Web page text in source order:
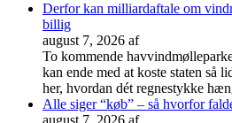
Derfor kan milliardaftale om
billig
august 7, 2026 af
To kommende
kan ende med at koste staten så
her, hvordan dét regnestykke
Alle siger “køb” – så hvorfor